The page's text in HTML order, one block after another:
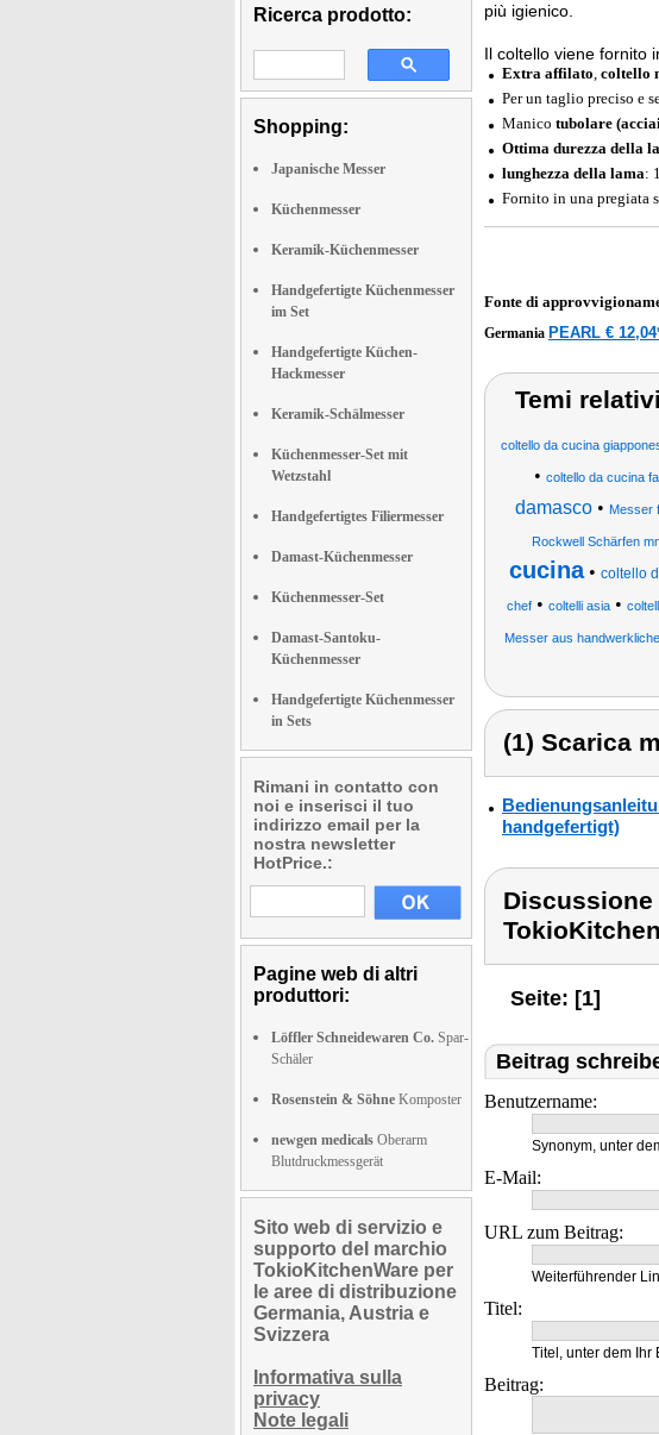
Ricerca prodotto:
Shopping:
Japanische Messer
Küchenmesser
Keramik-Küchenmesser
Handgefertigte Küchenmesser
im Set
Handgefertigte Küchen-
Hackmesser
Keramik-Schälmesser
Küchenmesser-Set mit
Wetzstahl
Handgefertigtes Filiermesser
Damast-Küchenmesser
Küchenmesser-Set
Damast-Santoku-
Küchenmesser
Handgefertigte Küchenmesser
in Sets
Rimani in contatto con
noi e inserisci il tuo
indirizzo email per la
nostra newsletter
HotPrice.:
Pagine web di altri
produttori:
Löffler Schneidewaren Co. Spar-
Schäler
Rosenstein & Söhne Komposter
newgen medicals Oberarm
Blutdruckmessgerät
Sito web di servizio e
supporto del marchio
TokioKitchenWare per
le aree di distribuzione
Germania, Austria e
Svizzera
Informativa sulla
privacy
Note legali
più igienico.
Il coltello viene fornito
Extra affilato, coltello
Per un taglio preciso e
Manico tubolare
Ottima durezza della
lunghezza della lama:
Fornito in una pregiata
Fonte di
Germania PEARL €
Temi
coltello da cucina
• coltello da cucina
damasco • Messer
Rockwell Schärfen
cucina• coltello
chef• coltelli asia•
Messer aus
(1) Scarica
handgefertigt)
Seite: [1]
Beitrag
Benutzername:
Synonym, unter
E-Mail:
URL zum Beitrag:
Weiterführender
Titel:
Titel, unter dem Ihr
Beitrag: